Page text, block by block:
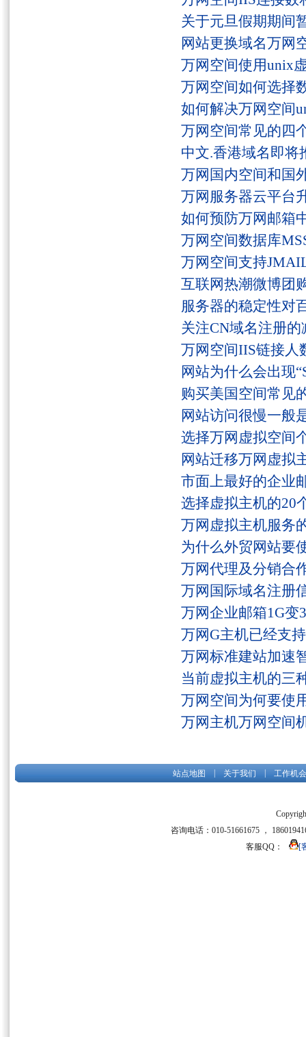
关于元旦假期期间
网站更换域名万网
万网空间使用unix
万网空间如何选择
如何解决万网空间
万网空间常见的四
中文.香港域名即将
万网国内空间和国
万网服务器云平台
如何预防万网邮箱
万网空间数据库
万网空间支持
互联网热潮微博团
服务器的稳定性对
关注CN域名注册
万网空间IIS链接人
网站为什么会出现
购买美国空间常见
网站访问很慢一般
选择万网虚拟空间
网站迁移万网虚拟
市面上最好的企业
选择虚拟主机的20
万网虚拟主机服务
为什么外贸网站要
万网代理及分销合
万网国际域名注册
万网企业邮箱1G变
万网G主机已经支
万网标准建站加速
当前虚拟主机的三
万网空间为何要使
万网主机万网空间
站点地图 关于我们 工作机会
咨询电话：010-51661675 ，
客服QQ：
[